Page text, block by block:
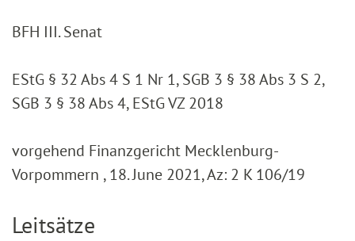
BFH III. Senat
EStG § 32 Abs 4 S 1 Nr 1, SGB 3 § 38 Abs 3 S 2,
SGB 3 § 38 Abs 4, EStG VZ 2018
vorgehend Finanzgericht Mecklenburg-
Vorpommern , 18. June 2021, Az: 2 K 106/19
Leitsätze